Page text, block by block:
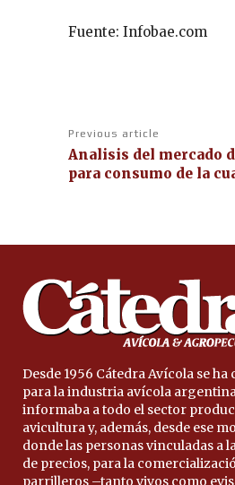
Fuente: Infobae.com
Previous article
Analisis del mercado
para consumo de la
Desde 1956 Cátedra Avícola se
para la industria avícola
informaba a todo el sector
avicultura y, además, desde ese
donde las personas vinculadas
de precios, para la
parrilleros –tanto vivos como